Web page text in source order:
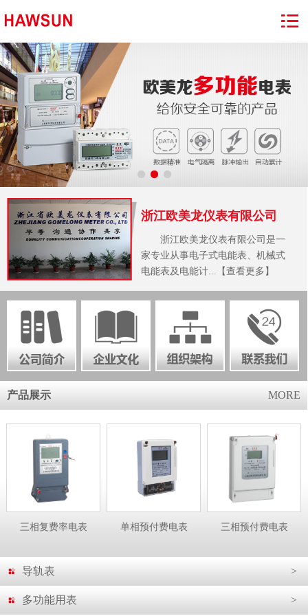
浙江欧美龙仪表有限公司
浙江欧美龙仪表有限公司是一
家专业从事电子式电能表、机械式
电能表及电能计...【查看更多】
产品展示 MORE
复费率电表 单相预付费电表 三相预付费电表 单相
导轨表 >
多功能用表 >